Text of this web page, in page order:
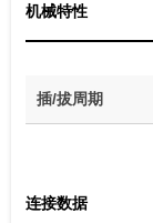
机械特性
插/拔周期
连接数据